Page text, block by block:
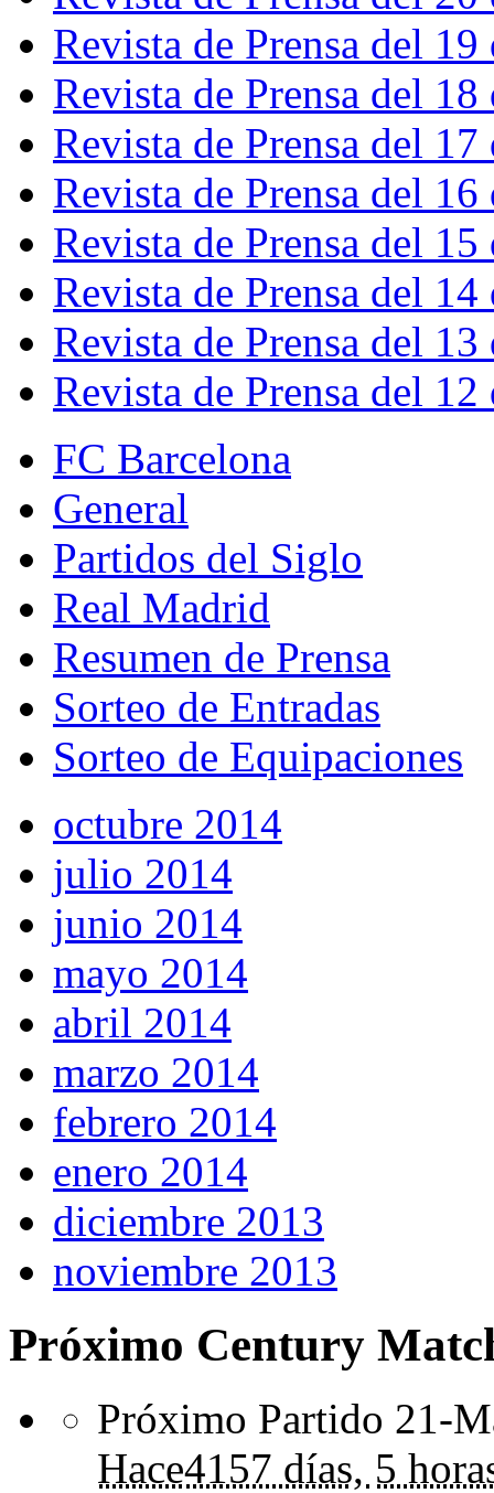
Revista de Prensa del
Revista de Prensa del
Revista de Prensa del
Revista de Prensa del
Revista de Prensa del
Revista de Prensa del
Revista de Prensa del
Revista de Prensa del
FC Barcelona
General
Partidos del Siglo
Real Madrid
Resumen de Prensa
Sorteo de Entradas
Sorteo de Equipaciones
octubre 2014
julio 2014
junio 2014
mayo 2014
abril 2014
marzo 2014
febrero 2014
enero 2014
diciembre 2013
noviembre 2013
Próximo Century
Próximo Partido 21-
Hace4157 días, 5